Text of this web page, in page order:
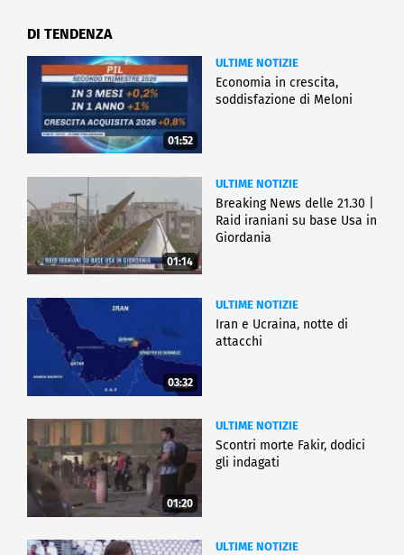
DI TENDENZA
01:52
ULTIME NOTIZIE
Economia in crescita,
soddisfazione di Meloni
01:14
ULTIME NOTIZIE
Breaking News delle 21.30 |
Raid iraniani su base Usa in
Giordania
03:32
ULTIME NOTIZIE
Iran e Ucraina, notte di
attacchi
01:20
ULTIME NOTIZIE
Scontri morte Fakir, dodici
gli indagati
ULTIME NOTIZIE